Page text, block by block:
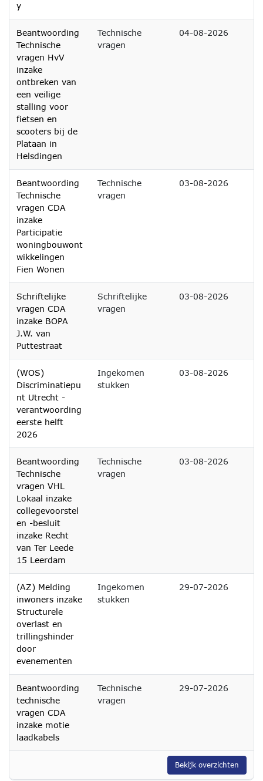
y
Beantwoording
Technische
vragen HvV
inzake
ontbreken van
een veilige
stalling voor
fietsen en
scooters bij de
Plataan in
Helsdingen
Technische
vragen
04-08-2026
Beantwoording
Technische
vragen CDA
inzake
Participatie
woningbouwont
wikkelingen
Fien Wonen
Technische
vragen
03-08-2026
Schriftelijke
vragen CDA
inzake BOPA
J.W. van
Puttestraat
Schriftelijke
vragen
03-08-2026
(WOS)
Discriminatiepu
nt Utrecht -
verantwoording
eerste helft
2026
Ingekomen
stukken
03-08-2026
Beantwoording
Technische
vragen VHL
Lokaal inzake
collegevoorstel
en -besluit
inzake Recht
van Ter Leede
15 Leerdam
Technische
vragen
03-08-2026
(AZ) Melding
inwoners inzake
Structurele
overlast en
trillingshinder
door
evenementen
Ingekomen
stukken
29-07-2026
Beantwoording
technische
vragen CDA
inzake motie
laadkabels
Technische
vragen
29-07-2026
Bekijk overzichten